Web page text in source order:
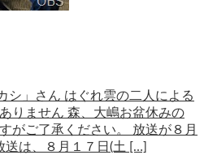
シ」さん はぐれ雲の二人による
りません 森、大嶋お盆休みの
がご了承ください。 放送が８月
送は、８月１７日(土 […]